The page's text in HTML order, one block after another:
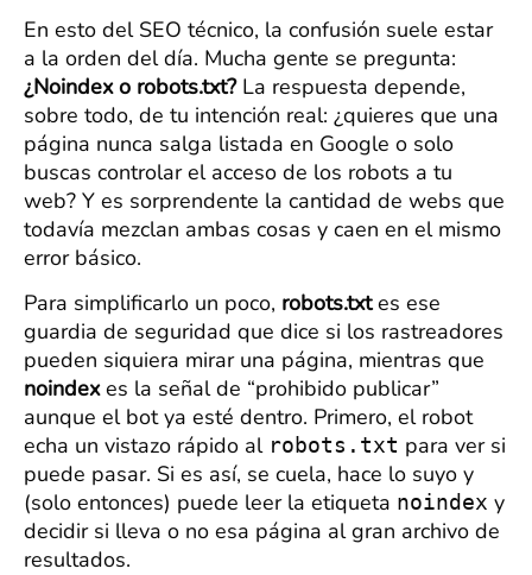
En esto del SEO técnico, la confusión suele estar
a la orden del día. Mucha gente se pregunta:
¿Noindex o robots.txt?La respuesta depende,
sobre todo, de tu intención real: ¿quieres que una
página nunca salga listada en Google o solo
buscas controlar el acceso de los robots a tu
web? Y es sorprendente la cantidad de webs que
todavía mezclan ambas cosas y caen en el mismo
error básico.
Para simplificarlo un poco, robots.txtes ese
guardia de seguridad que dice si los rastreadores
pueden siquiera mirar una página, mientras que
noindexes la señal de “prohibido publicar”
aunque el bot ya esté dentro. Primero, el robot
echa un vistazo rápido al robots.txt para ver si
puede pasar. Si es así, se cuela, hace lo suyo y
(solo entonces) puede leer la etiqueta noindex y
decidir si lleva o no esa página al gran archivo de
resultados.